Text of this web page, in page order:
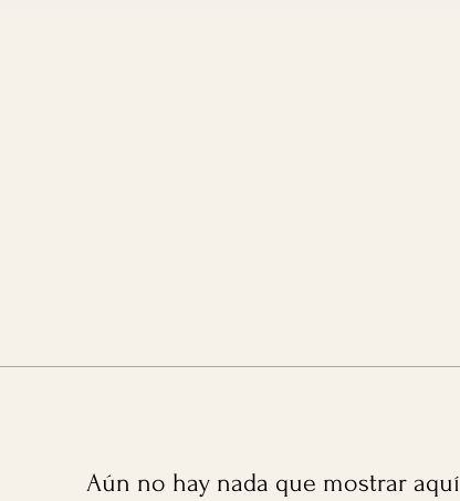
Aún no hay nada que mostrar aquí